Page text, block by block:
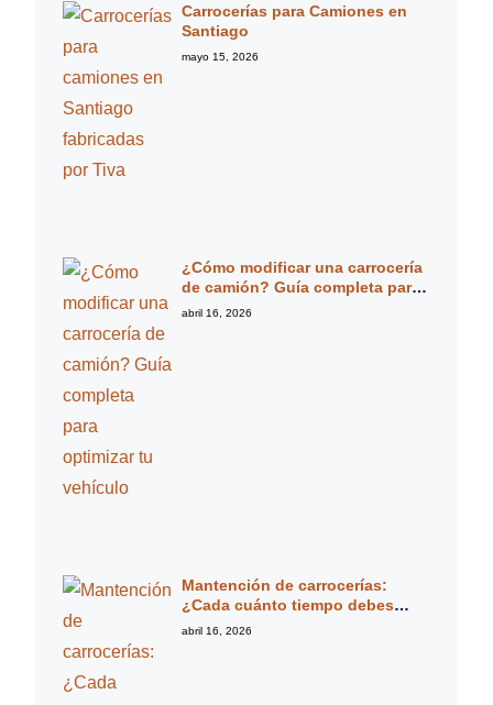
Carrocerías para Camiones en
Santiago
mayo 15, 2026
¿Cómo modificar una carrocería
de camión? Guía completa para
optimizar tu vehículo
abril 16, 2026
Mantención de carrocerías:
¿Cada cuánto tiempo debes
revisarla? Guía experta completa
abril 16, 2026